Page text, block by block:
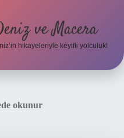
ve Macera
hikayeleriyle keyifli yolculuk!
okunur